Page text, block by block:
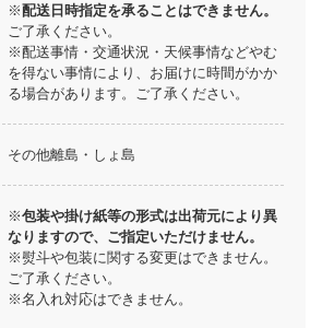
※配送日時指定を承ることはできません。
ご了承ください。
※配送事情・交通状況・天候事情などやむ
を得ない事情により、お届けに時間がかか
る場合があります。ご了承ください。
その他離島・しょ島
※包装や掛け紙等の形式は出荷元により異
なりますので、ご指定いただけません。
※熨斗や包装に関する変更はできません。
ご了承ください。
※名入れ対応はできません。